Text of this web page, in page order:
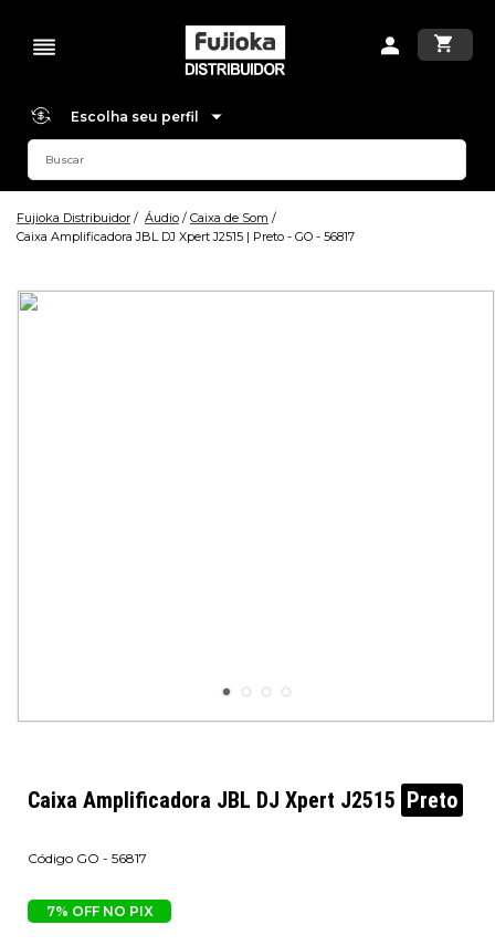
Escolha seu perfil
Fujioka Distribuidor Áudio
Caixa de Som
Caixa Amplificadora JBL DJ Xpert J2515 | Preto - GO - 56817
Caixa Amplificadora JBL DJ Xpert J2515 Preto
GO - 56817
7% OFF NO PIX